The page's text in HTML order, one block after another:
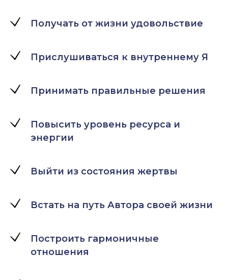
Получать от жизни удовольствие
Прислушиваться к внутреннему Я
Принимать правильные решения
Повысить уровень ресурса и
энергии
Выйти из состояния жертвы
Встать на путь Автора своей жизни
Построить гармоничные
отношения